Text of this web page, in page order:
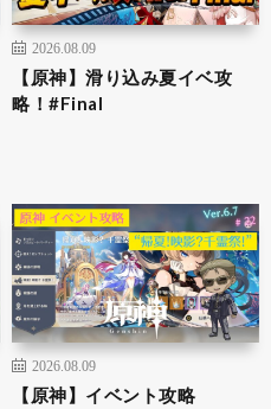
2026.08.09
【原神】滑り込み夏イベ攻
略！#Final
2026.08.09
【原神】イベント攻略